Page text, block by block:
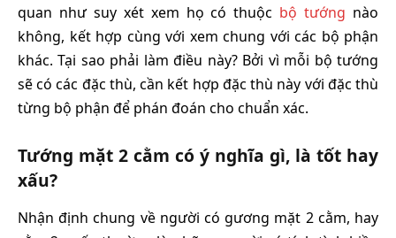
quan như suy xét xem họ có thuộc bộ tướng nào
không, kết hợp cùng với xem chung với các bộ phận
khác. Tại sao phải làm điều này? Bởi vì mỗi bộ tướng
sẽ có các đặc thù, cần kết hợp đặc thù này với đặc thù
từng bộ phận để phán đoán cho chuẩn xác.
Tướng mặt 2 cằm có ý nghĩa gì, là tốt hay
xấu?
Nhận định chung về người có gương mặt 2 cằm, hay